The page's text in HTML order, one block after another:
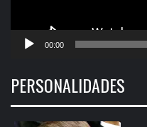
00:00
PERSONALIDADES